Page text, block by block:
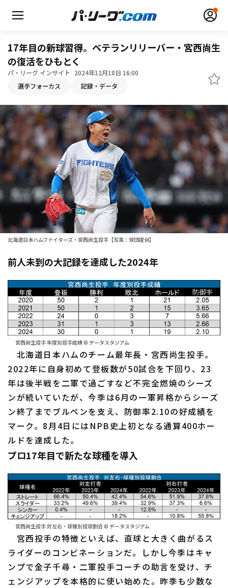
無料アカウント登録
HOME
動画
日程・結果
順位表･成績
1軍公式戦
ファーム東地区
ファーム中地区
ファーム西地区
交流戦
選手名鑑
北海道日本ハムファイターズ
東北楽天ゴールデンイーグルス
埼玉西武ライオンズ
千葉ロッテマリーンズ
オリックス・バファローズ
福岡ソフトバンクホークス
設定
運営会社（別ウィンドウで開く） よくある質問
特定商取引法の表示 アルバイト募集（別ウィンドウで開く
17年目の新球習得。ベテランリリーバー・宮西尚生
の復活をひもとく
パ・リーグ インサイト 2024年12月18日 16:00
選手フォーカス 記録・データ
北海道日本ハムファイターズ・宮西尚生投手【写真：球団提供】
前人未到の大記録を達成した2024年
宮西尚生投手 年度別投手成績 © データスタジアム
北海道日本ハムのチーム最年長・宮西尚生投手。
2022年に自身初めて登板数が50試合を下回り、23
年は後半戦を二軍で過ごすなど不完全燃焼のシーズ
ンが続いていたが、今季は6月の一軍昇格からシーズ
ン終了までブルペンを支え、防御率2.10の好成績を
マーク。8月4日にはNPB史上初となる通算400ホー
ルドを達成した。
プロ17年目で新たな球種を導入
宮西尚生投手 対左右・球種別投球割合 © データスタジアム
宮西投手の特徴といえば、直球と大きく曲がるス
ライダーのコンビネーションだ。しかし今季はキャ
ンプで金子千尋・二軍投手コーチの助言を受け、チ
ェンジアップを本格的に使い始めた。昨季も少数な